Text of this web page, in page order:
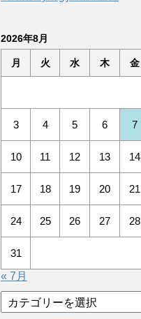
2026年8月
月 火 水 木 金
3 4 5 6 7
10 11 12 13 14
17 18 19 20 21
24 25 26 27 28
31
« 7月
テ